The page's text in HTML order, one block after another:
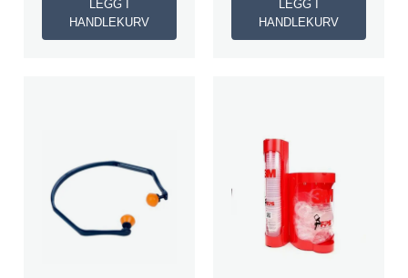
LEGG I
HANDLEKURV
LEGG I
HANDLEKURV